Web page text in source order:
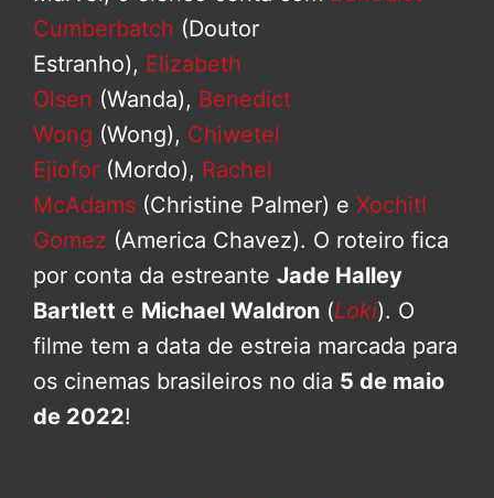
Cumberbatch (Doutor
Estranho), Elizabeth
Olsen (Wanda), Benedict
Wong (Wong), Chiwetel
Ejiofor (Mordo), Rachel
McAdams (Christine Palmer) e Xochitl
Gomez (America Chavez). O roteiro fica
por conta da estreante Jade Halley
Bartlett e Michael Waldron (Loki). O
filme tem a data de estreia marcada para
os cinemas brasileiros no dia 5 de maio
de 2022!